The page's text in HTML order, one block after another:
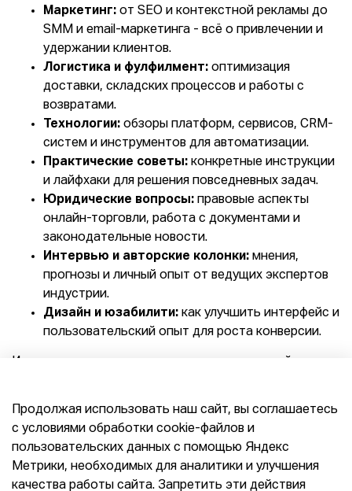
Маркетинг: от SEO и контекстной рекламы до
SMM и email-маркетинга - всё о привлечении и
удержании клиентов.
Логистика и фулфилмент: оптимизация
доставки, складских процессов и работы с
возвратами.
Технологии: обзоры платформ, сервисов, CRM-
систем и инструментов для автоматизации.
Практические советы: конкретные инструкции
и лайфхаки для решения повседневных задач.
Юридические вопросы: правовые аспекты
онлайн-торговли, работа с документами и
законодательные новости.
Интервью и авторские колонки: мнения,
прогнозы и личный опыт от ведущих экспертов
индустрии.
Дизайн и юзабилити: как улучшить интерфейс и
пользовательский опыт для роста конверсии.
И, конечно же, горячие новости из мира онлайн-
E-pepper.ru - это концентрат практических знаний,
исследований и опыта для тех, кто строит и
развивает электронную коммерцию в России.
Подписывайтесь на нашу email-рассылку, чтобы
получать свежие дайджесты, и присоединяйтесь к
нам в соцсетях для обсуждений и оперативных
Продолжая использовать наш сайт, вы соглашаетесь
с условиями обработки cookie-файлов и
пользовательских данных с помощью Яндекс
Метрики, необходимых для аналитики и улучшения
качества работы сайта. Запретить эти действия